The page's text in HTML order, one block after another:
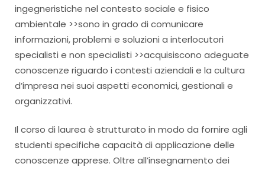
ingegneristiche nel contesto sociale e fisico
ambientale >>sono in grado di comunicare
informazioni, problemi e soluzioni a interlocutori
specialisti e non specialisti >>acquisiscono adeguate
conoscenze riguardo i contesti aziendali e la cultura
d’impresa nei suoi aspetti economici, gestionali e
organizzativi.
Il corso di laurea è strutturato in modo da fornire agli
studenti specifiche capacità di applicazione delle
conoscenze apprese. Oltre all’insegnamento dei